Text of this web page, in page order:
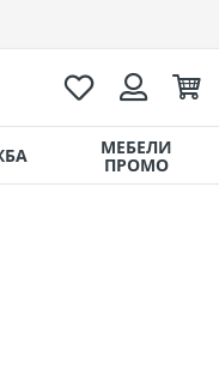
Любими
МЕБЕЛИ
ПРОМО